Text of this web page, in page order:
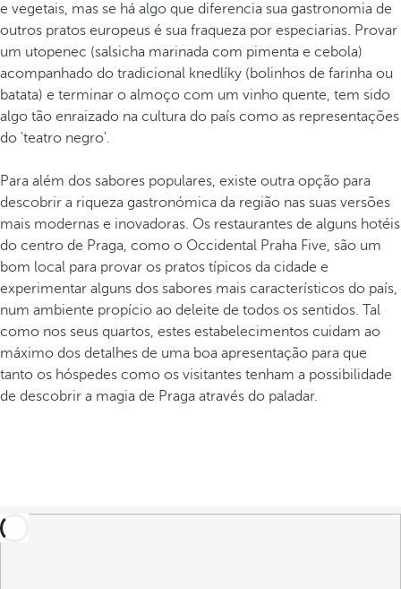
e vegetais, mas se há algo que diferencia sua gastronomia de
outros pratos europeus é sua fraqueza por especiarias. Provar
um utopenec (salsicha marinada com pimenta e cebola)
acompanhado do tradicional knedlíky (bolinhos de farinha ou
batata) e terminar o almoço com um vinho quente, tem sido
algo tão enraizado na cultura do país como as representações
do 'teatro negro'.
Para além dos sabores populares, existe outra opção para
descobrir a riqueza gastronómica da região nas suas versões
mais modernas e inovadoras. Os restaurantes de alguns hotéis
do centro de Praga, como o Occidental Praha Five, são um
bom local para provar os pratos típicos da cidade e
experimentar alguns dos sabores mais característicos do país,
num ambiente propício ao deleite de todos os sentidos. Tal
como nos seus quartos, estes estabelecimentos cuidam ao
máximo dos detalhes de uma boa apresentação para que
tanto os hóspedes como os visitantes tenham a possibilidade
de descobrir a magia de Praga através do paladar.